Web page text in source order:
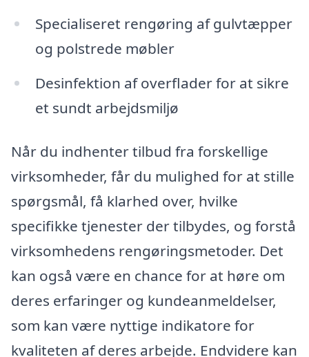
Specialiseret rengøring af gulvtæpper
og polstrede møbler
Desinfektion af overflader for at sikre
et sundt arbejdsmiljø
Når du indhenter tilbud fra forskellige
virksomheder, får du mulighed for at stille
spørgsmål, få klarhed over, hvilke
specifikke tjenester der tilbydes, og forstå
virksomhedens rengøringsmetoder. Det
kan også være en chance for at høre om
deres erfaringer og kundeanmeldelser,
som kan være nyttige indikatore for
kvaliteten af deres arbejde. Endvidere kan